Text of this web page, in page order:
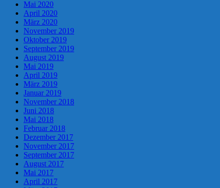
Mai 2020
April 2020
März 2020
November 2019
Oktober 2019
September 2019
August 2019
Mai 2019
April 2019
März 2019
Januar 2019
November 2018
Juni 2018
Mai 2018
Februar 2018
Dezember 2017
November 2017
September 2017
August 2017
Mai 2017
April 2017